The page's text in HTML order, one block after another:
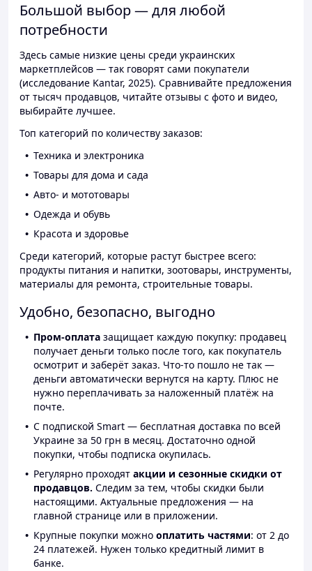
Большой выбор — для любой
потребности
Здесь самые низкие цены среди украинских
маркетплейсов — так говорят сами покупатели
(исследование Kantar, 2025). Сравнивайте предложения
от тысяч продавцов, читайте отзывы с фото и видео,
выбирайте лучшее.
Топ категорий по количеству заказов:
Техника и электроника
Товары для дома и сада
Авто- и мототовары
Одежда и обувь
Красота и здоровье
Среди категорий, которые растут быстрее всего:
продукты питания и напитки, зоотовары, инструменты,
материалы для ремонта, строительные товары.
Удобно, безопасно, выгодно
Пром-оплата защищает каждую покупку: продавец
получает деньги только после того, как покупатель
осмотрит и заберёт заказ. Что-то пошло не так —
деньги автоматически вернутся на карту. Плюс не
нужно переплачивать за наложенный платёж на
почте.
С подпиской Smart — бесплатная доставка по всей
Украине за 50 грн в месяц. Достаточно одной
покупки, чтобы подписка окупилась.
Регулярно проходят акции и сезонные скидки от
продавцов. Следим за тем, чтобы скидки были
настоящими. Актуальные предложения — на
главной странице или в приложении.
Крупные покупки можно оплатить частями: от 2 до
24 платежей. Нужен только кредитный лимит в
банке.